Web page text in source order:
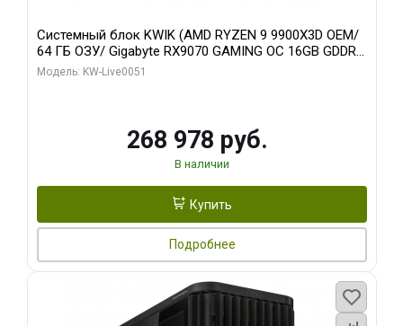
Системный блок KWIK (AMD RYZEN 9 9900X3D OEM/
64 ГБ ОЗУ/ Gigabyte RX9070 GAMING OC 16GB GDDR6
256bit 2xDP 2xH/ 960 ГБ SSD)
Модель: KW-Live0051
268 978 руб.
В наличии
Купить
Подробнее